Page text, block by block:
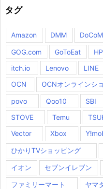
タグ
Amazon DMM
GOG.com GoToEat HP
itch.io
Lenovo LINE
OCN
OCNオンラインシ
povo Qoo10 SBI
STOVE
Temu
Vector
Xbox
ひかりTVショッピング
イオン セブンイレブン
ファミリーマート ヤマ